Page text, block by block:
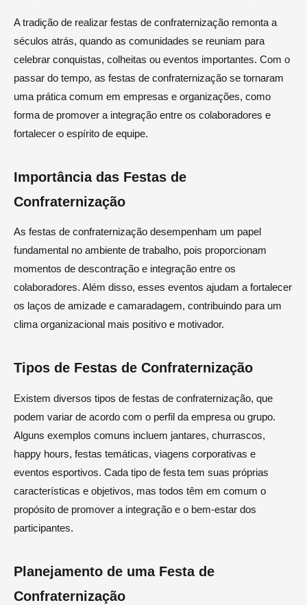
A tradição de realizar festas de confraternização remonta a
séculos atrás, quando as comunidades se reuniam para
celebrar conquistas, colheitas ou eventos importantes. Com o
passar do tempo, as festas de confraternização se tornaram
uma prática comum em empresas e organizações, como
forma de promover a integração entre os colaboradores e
fortalecer o espírito de equipe.
Importância das Festas de
Confraternização
As festas de confraternização desempenham um papel
fundamental no ambiente de trabalho, pois proporcionam
momentos de descontração e integração entre os
colaboradores. Além disso, esses eventos ajudam a fortalecer
os laços de amizade e camaradagem, contribuindo para um
clima organizacional mais positivo e motivador.
Tipos de Festas de Confraternização
Existem diversos tipos de festas de confraternização, que
podem variar de acordo com o perfil da empresa ou grupo.
Alguns exemplos comuns incluem jantares, churrascos,
happy hours, festas temáticas, viagens corporativas e
eventos esportivos. Cada tipo de festa tem suas próprias
características e objetivos, mas todos têm em comum o
propósito de promover a integração e o bem-estar dos
participantes.
Planejamento de uma Festa de
Confraternização